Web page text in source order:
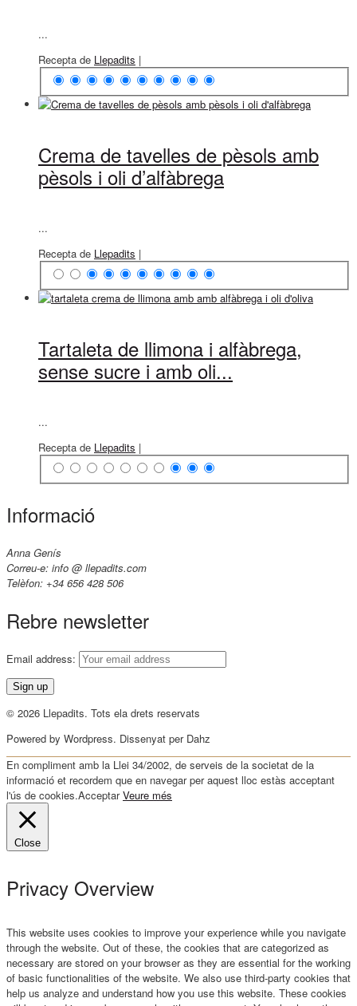
...
Recepta de Llepadits |
Crema de tavelles de pèsols amb
pèsols i oli d’alfàbrega
...
Recepta de Llepadits |
Tartaleta de llimona i alfàbrega,
sense sucre i amb oli...
...
Recepta de Llepadits |
Informació
Anna Genís
Correu-e: info @ llepadits.com
Telèfon: +34 656 428 506
Rebre newsletter
Email address:
© 2026 Llepadits. Tots ela drets reservats
Powered by Wordpress. Dissenyat per Dahz
En compliment amb la Llei 34/2002, de serveis de la societat de la
informació et recordem que en navegar per aquest lloc estàs acceptant
l'ús de cookies.Acceptar Veure més
Close
Privacy Overview
This website uses cookies to improve your experience while you navigate
through the website. Out of these, the cookies that are categorized as
necessary are stored on your browser as they are essential for the working
of basic functionalities of the website. We also use third-party cookies that
help us analyze and understand how you use this website. These cookies